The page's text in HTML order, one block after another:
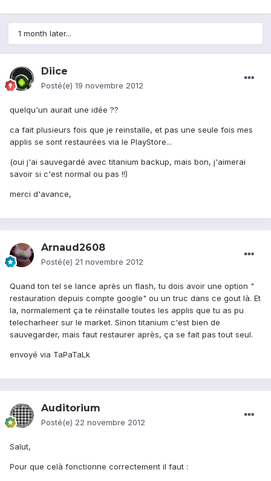
1 month later...
Diice
Posté(e) 19 novembre 2012
quelqu'un aurait une idée ??
ca fait plusieurs fois que je reinstalle, et pas une seule fois mes
applis se sont restaurées via le PlayStore...
(oui j'ai sauvegardé avec titanium backup, mais bon, j'aimerai
savoir si c'est normal ou pas !!)
merci d'avance,
Arnaud2608
Posté(e) 21 novembre 2012
Quand ton tel se lance après un flash, tu dois avoir une option "
restauration depuis compte google" ou un truc dans ce gout là. Et
la, normalement ça te réinstalle toutes les applis que tu as pu
telecharheer sur le market. Sinon titanium c'est bien de
sauvegarder, mais faut restaurer après, ça se fait pas tout seul.
envoyé via TaPaTaLk
Auditorium
Posté(e) 22 novembre 2012
Salut,
Pour que celà fonctionne correctement il faut :